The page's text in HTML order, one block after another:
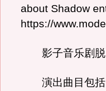
about Shadow
https://
影子音乐剧脱
演出曲目包括